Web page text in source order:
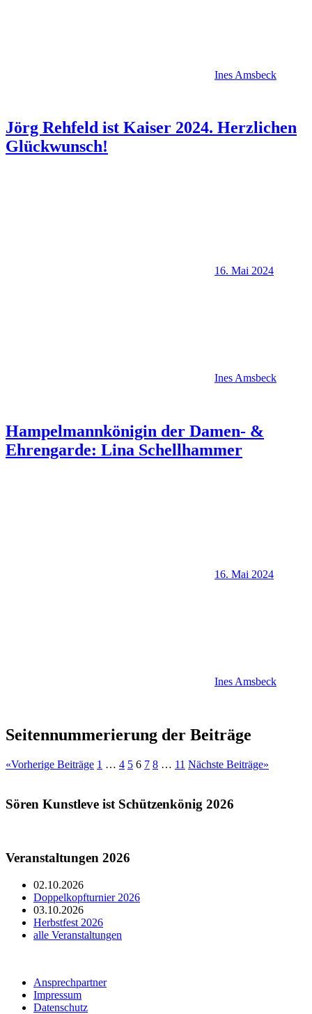
Ines Amsbeck
Jörg Rehfeld ist Kaiser 2024. Herzlichen
Glückwunsch!
16. Mai 2024
Ines Amsbeck
Hampelmannkönigin der Damen- &
Ehrengarde: Lina Schellhammer
16. Mai 2024
Ines Amsbeck
Seitennummerierung der Beiträge
«Vorherige Beiträge 1 … 4 5 6 7 8 … 11 Nächste Beiträge»
Sören Kunstleve ist Schützenkönig 2026
Veranstaltungen 2026
02.10.2026
Doppelkopfturnier 2026
03.10.2026
Herbstfest 2026
alle Veranstaltungen
Ansprechpartner
Impressum
Datenschutz